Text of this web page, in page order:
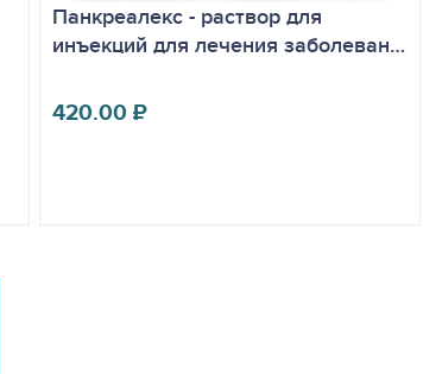
Панкреалекс - раствор для
инъекций для лечения заболеван…
420.00₽